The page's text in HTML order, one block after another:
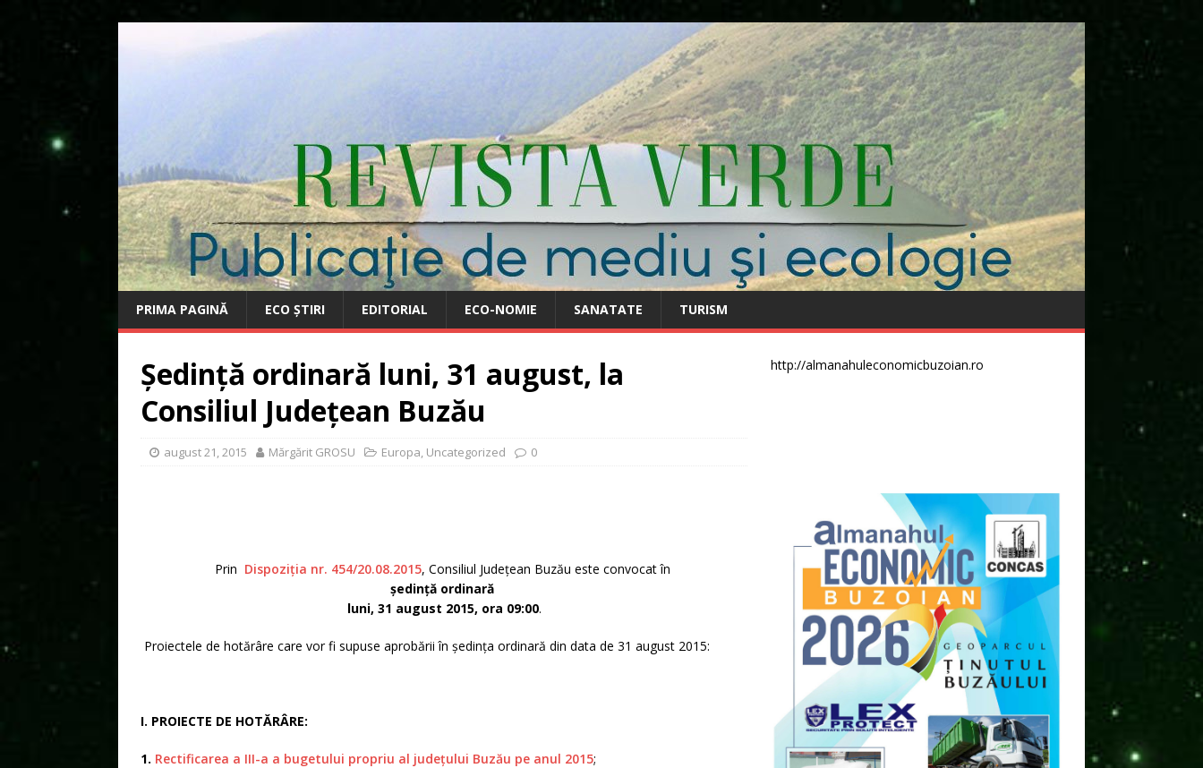
PRIMA PAGINĂ ECO ȘTIRI EDITORIAL ECO-NOMIE SANATATE TURISM
Şedinţă ordinară luni, 31 august, la
Consiliul Judeţean Buzău
august 21, 2015 Mărgărit GROSU Europa, Uncategorized 0
Prin Dispoziția nr. 454/20.08.2015, Consiliul Județean Buzău este convocat în
ședință ordinară
luni, 31 august 2015, ora 09:00.
Proiectele de hotărâre care vor fi supuse aprobării în ședința ordinară din data de 31 august 2015:
I. PROIECTE DE HOTĂRÂRE:
1. Rectificarea a III-a a bugetului propriu al județului Buzău pe anul 2015;
http://almanahuleconomicbuzoian.ro